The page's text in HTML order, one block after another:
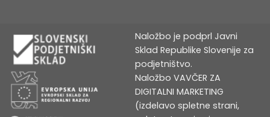
Naložbo je podprl Javni
Sklad Republike Slovenije za
podjetništvo.
Naložbo VAVČER ZA
DIGITALNI MARKETING
(izdelavo spletne strani,